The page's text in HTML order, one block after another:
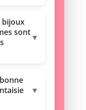
bijoux
sont▼
▼